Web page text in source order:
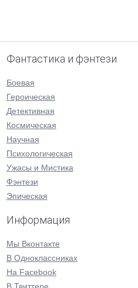
Фантастика и фэнтези
Боевая
Героическая
Детективная
Космическая
Научная
Психологическая
Ужасы и Мистика
Фэнтези
Эпическая
Информация
Мы Вконтакте
В Одноклассниках
На Facebook